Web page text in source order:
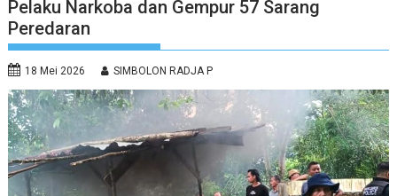
Pelaku Narkoba dan Gempur 57 Sarang
Peredaran
18 Mei 2026 SIMBOLON RADJA P